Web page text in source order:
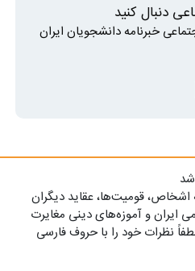
دنبال کنید
خبرنامه دانشجویان ایران
اشخاص، قومیت‌ها، عقاید دیگران
ایران و آموزه‌های دینی مغایرت
نظرات خود را با حروف فارسی